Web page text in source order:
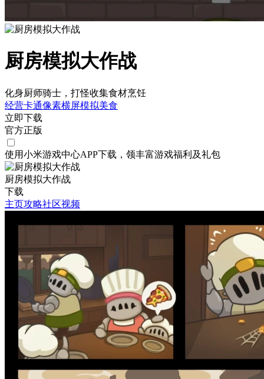
厨房模拟大作战
化身厨师骑士，打怪收集食材烹饪
经营卡通像素横屏模拟美食
立即下载
官方正版
使用小米游戏中心APP下载 ，领丰富游戏福利 及礼包
厨房模拟大作战
下载
主页攻略社区视频